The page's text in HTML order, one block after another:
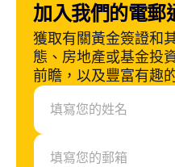
加入我們的電郵
獲取有關黃金簽證和
態、房地產或基金投
前瞻，以及豐富有趣
N
m
e
E